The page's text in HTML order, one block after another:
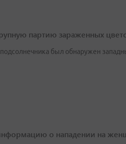
партию зараженных
подсолнечника был обнаружен
о нападении на